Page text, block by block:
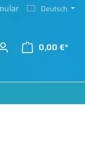
Deutsch
0,00 €*